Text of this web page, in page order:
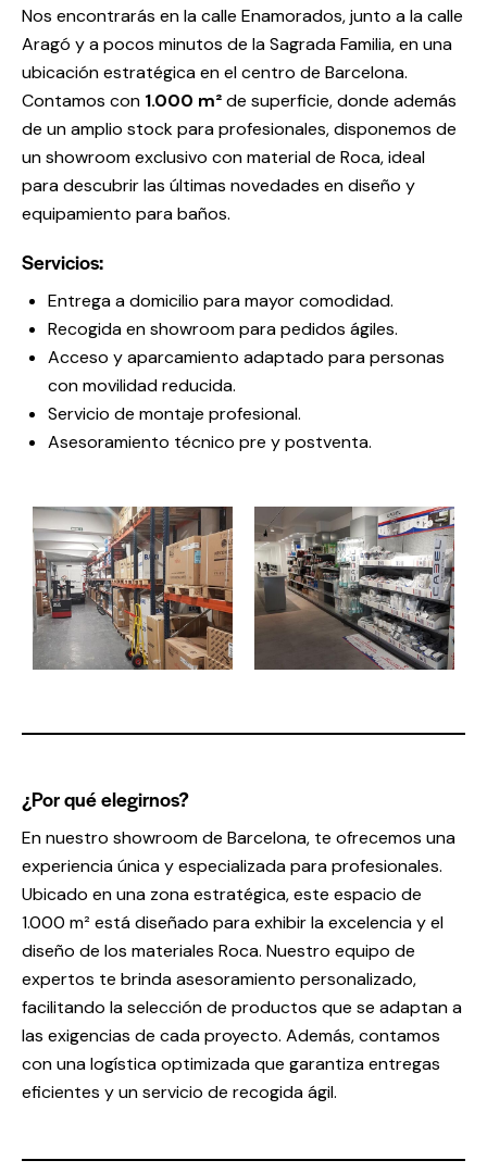
Nos encontrarás en la calle Enamorados, junto a la calle
Aragó y a pocos minutos de la Sagrada Familia, en una
ubicación estratégica en el centro de Barcelona.
Contamos con 1.000 m²de superficie, donde además
de un amplio stock para profesionales, disponemos de
un showroom exclusivo con material de Roca, ideal
para descubrir las últimas novedades en diseño y
equipamiento para baños.
Servicios:
Entrega a domicilio para mayor comodidad.
Recogida en showroom para pedidos ágiles.
Acceso y aparcamiento adaptado para personas
con movilidad reducida.
Servicio de montaje profesional.
Asesoramiento técnico pre y postventa.
¿Por qué elegirnos?
En nuestro showroom de Barcelona, te ofrecemos una
experiencia única y especializada para profesionales.
Ubicado en una zona estratégica, este espacio de
1.000 m² está diseñado para exhibir la excelencia y el
diseño de los materiales Roca. Nuestro equipo de
expertos te brinda asesoramiento personalizado,
facilitando la selección de productos que se adaptan a
las exigencias de cada proyecto. Además, contamos
con una logística optimizada que garantiza entregas
eficientes y un servicio de recogida ágil.